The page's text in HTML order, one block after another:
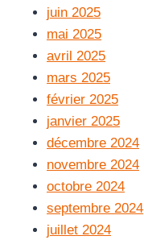
juin 2025
mai 2025
avril 2025
mars 2025
février 2025
janvier 2025
décembre 2024
novembre 2024
octobre 2024
septembre 2024
juillet 2024